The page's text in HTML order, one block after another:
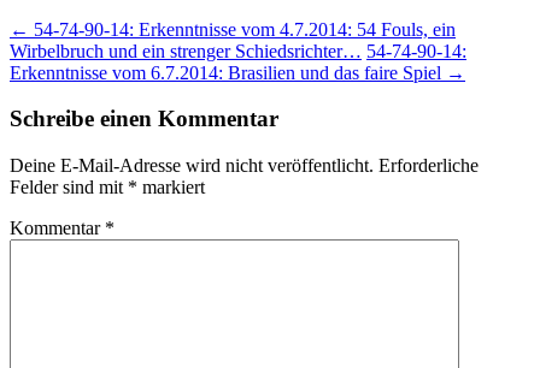
Beitragsnavigation
← 54-74-90-14: Erkenntnisse vom 4.7.2014: 54 Fouls, ein
Wirbelbruch und ein strenger Schiedsrichter… 54-74-90-14:
Erkenntnisse vom 6.7.2014: Brasilien und das faire Spiel →
Schreibe einen Kommentar
Deine E-Mail-Adresse wird nicht veröffentlicht. Erforderliche
Felder sind mit * markiert
Kommentar *